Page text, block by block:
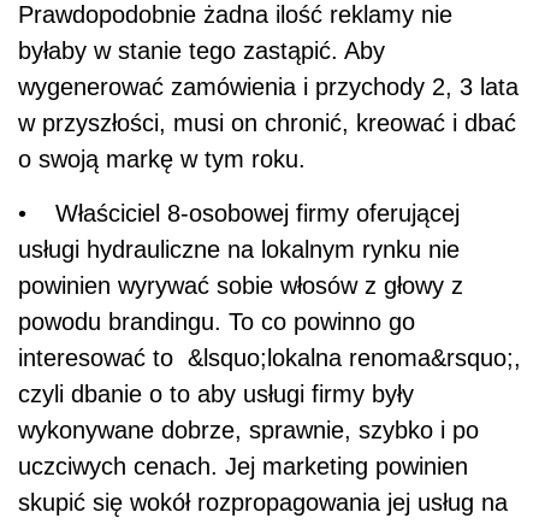
Prawdopodobnie żadna ilość reklamy nie
byłaby w stanie tego zastąpić. Aby
wygenerować zamówienia i przychody 2, 3 lata
w przyszłości, musi on chronić, kreować i dbać
o swoją markę w tym roku.
• Właściciel 8-osobowej firmy oferującej
usługi hydrauliczne na lokalnym rynku nie
powinien wyrywać sobie włosów z głowy z
powodu brandingu. To co powinno go
interesować to &lsquo;lokalna renoma&rsquo;,
czyli dbanie o to aby usługi firmy były
wykonywane dobrze, sprawnie, szybko i po
uczciwych cenach. Jej marketing powinien
skupić się wokół rozpropagowania jej usług na